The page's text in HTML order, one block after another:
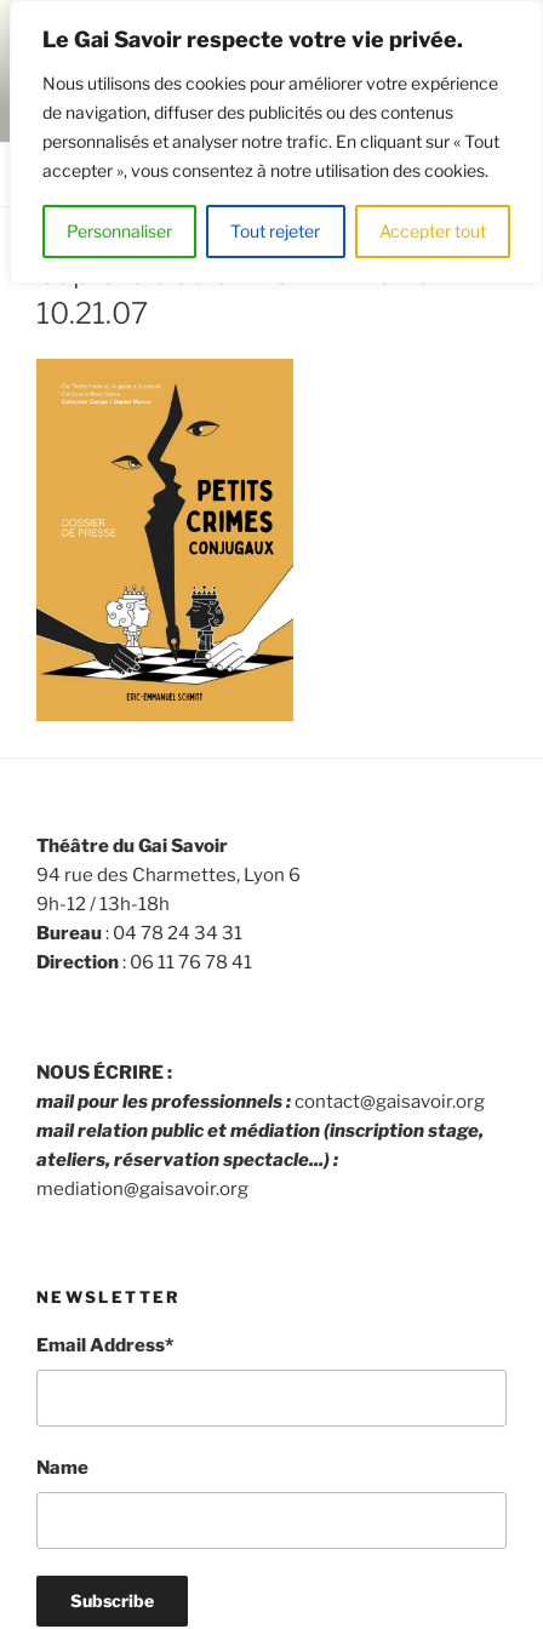
Le Gai Savoir respecte votre vie privée.
Nous utilisons des cookies pour améliorer votre expérience
de navigation, diffuser des publicités ou des contenus
personnalisés et analyser notre trafic. En cliquant sur « Tout
accepter », vous consentez à notre utilisation des cookies.
Personnaliser Tout rejeter Accepter tout
contenu
principal
GAISAVOIR
Osez le théâtre !
Menu
10.21.07
Théâtre du Gai Savoir
94 rue des Charmettes, Lyon 6
9h-12 / 13h-18h
Bureau: 04 78 24 34 31
Direction: 06 11 76 78 41
NOUS ÉCRIRE :
mail pour les professionnels :contact@gaisavoir.org
mail relation public et médiation (inscription stage,
ateliers, réservation spectacle...) :
mediation@gaisavoir.org
NEWSLETTER
Email Address*
Name